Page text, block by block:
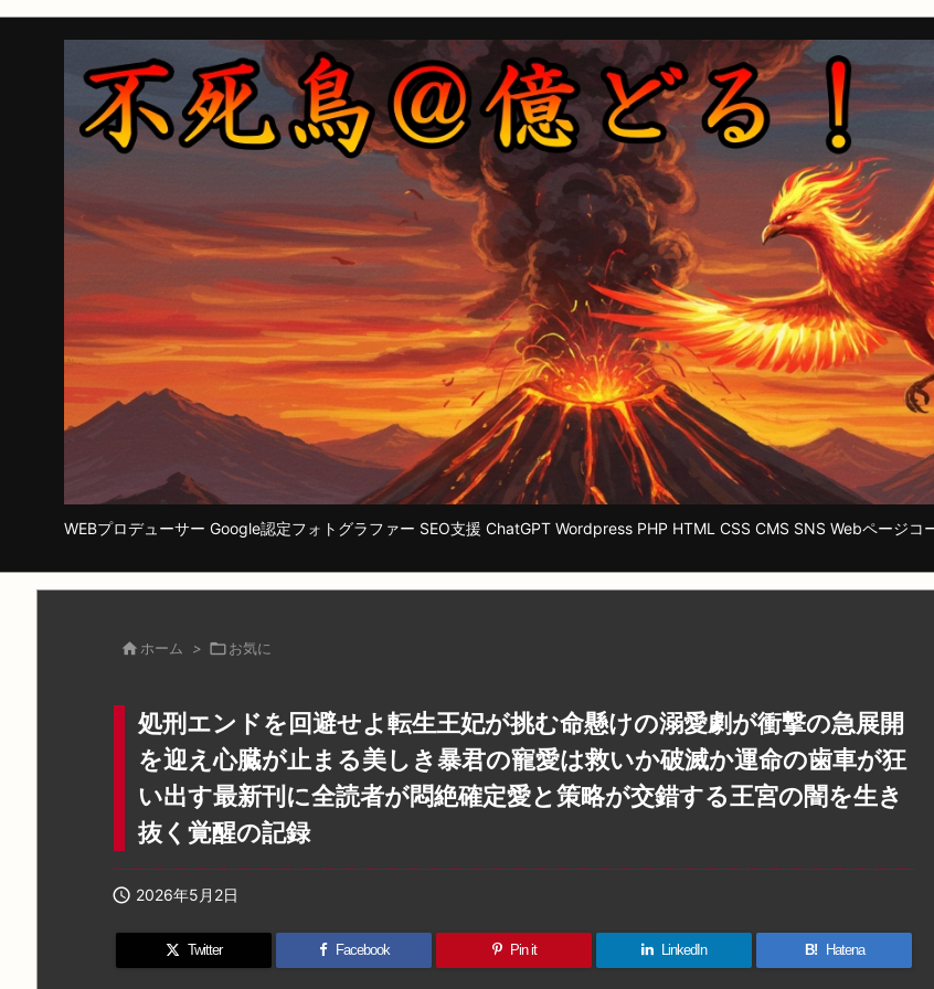
WEBプロデューサー Google認定フォトグラファー SEO支援 ChatGPT Wordpress PHP HTML CSS CMS SNS Webページコ
 ホーム > お気に
処刑エンドを回避せよ転生王妃が挑む命懸けの溺愛劇が衝撃の急展開
を迎え心臓が止まる美しき暴君の寵愛は救いか破滅か運命の歯車が狂
い出す最新刊に全読者が悶絶確定愛と策略が交錯する王宮の闇を生き
抜く覚醒の記録
 2026年5月2日
Twitter Facebook Pin it LinkedIn B! Hatena